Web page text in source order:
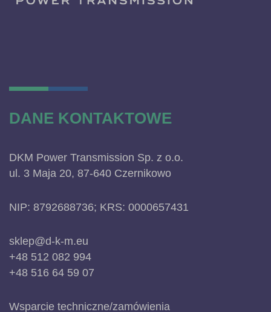
DANE KONTAKTOWE
DKM Power Transmission Sp. z o.o.
ul. 3 Maja 20, 87-640 Czernikowo
NIP: 8792688736; KRS: 0000657431
sklep@d-k-m.eu
+48 512 082 994
+48 516 64 59 07
Wsparcie techniczne/zamówienia